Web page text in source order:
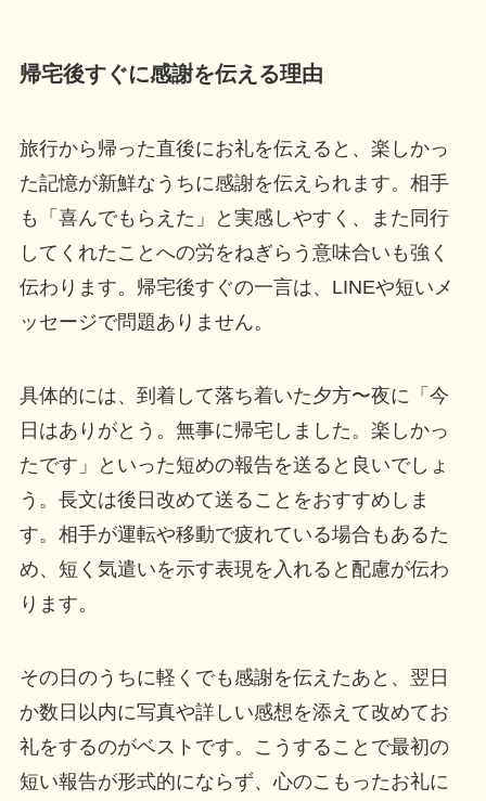
帰宅後すぐに感謝を伝える理由
旅行から帰った直後にお礼を伝えると、楽しかっ
た記憶が新鮮なうちに感謝を伝えられます。相手
も「喜んでもらえた」と実感しやすく、また同行
してくれたことへの労をねぎらう意味合いも強く
伝わります。帰宅後すぐの一言は、LINEや短いメ
ッセージで問題ありません。
具体的には、到着して落ち着いた夕方〜夜に「今
日はありがとう。無事に帰宅しました。楽しかっ
たです」といった短めの報告を送ると良いでしょ
う。長文は後日改めて送ることをおすすめしま
す。相手が運転や移動で疲れている場合もあるた
め、短く気遣いを示す表現を入れると配慮が伝わ
ります。
その日のうちに軽くでも感謝を伝えたあと、翌日
か数日以内に写真や詳しい感想を添えて改めてお
礼をするのがベストです。こうすることで最初の
短い報告が形式的にならず、心のこもったお礼に